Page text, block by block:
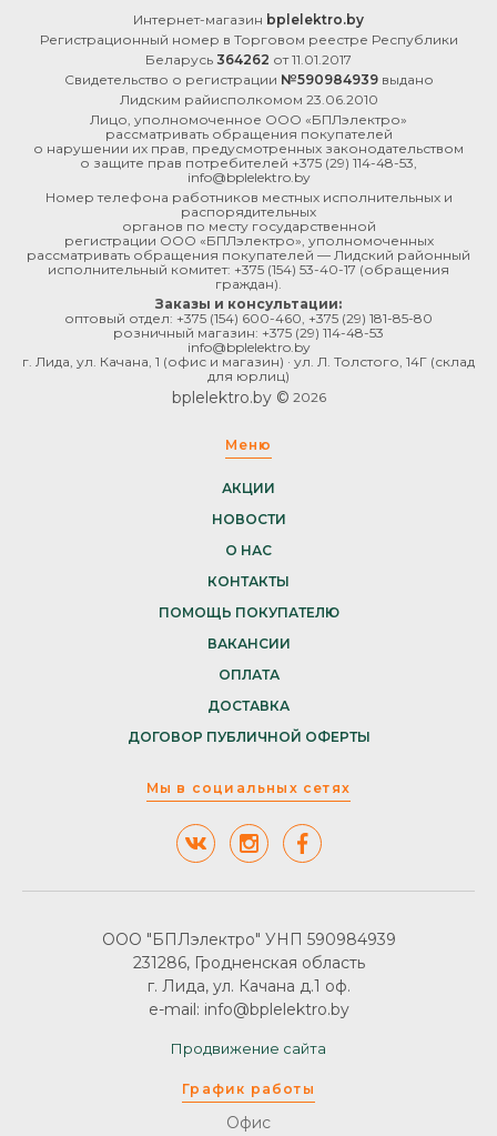
Интернет-магазин bplelektro.by
Регистрационный номер в Торговом реестре Республики
Беларусь 364262 от 11.01.2017
Свидетельство о регистрации №590984939выдано
Лидским райисполкомом 23.06.2010
Лицо, уполномоченное ООО «БПЛэлектро»
рассматривать обращения покупателей
о нарушении их прав, предусмотренных законодательством
о защите прав потребителей +375 (29) 114-48-53
info@bplelektro.by
Номер телефона работников местных исполнительных и
распорядительных
органов по месту государственной
регистрации ООО «БПЛэлектро», уполномоченных
рассматривать обращения покупателей — Лидский районный
исполнительный комитет: +375 (154) 53-40-17 (обращения
граждан).
Заказы и консультации:
оптовый отдел: +375 (154) 600-460 +375 (29) 181-85-80
розничный магазин: +375 (29) 114-48-53
info@bplelektro.by
г. Лида, ул. Качана, 1 (офис и магазин) · ул. Л. Толстого, 14Г (склад
для юрлиц)
bplelektro.by © 2026
Меню
АКЦИИ
НОВОСТИ
О НАС
КОНТАКТЫ
ПОМОЩЬ ПОКУПАТЕЛЮ
ВАКАНСИИ
ОПЛАТА
ДОСТАВКА
ДОГОВОР ПУБЛИЧНОЙ ОФЕРТЫ
Мы в социальных сетях
График работы
Офис
ООО "БПЛэлектро" УНП 590984939
231286, Гродненская область
г. Лида, ул. Качана д.1 оф.
e-mail: info@bplelektro.by
Продвижение сайта